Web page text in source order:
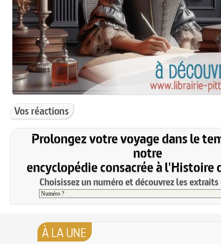
Vos réactions
Prolongez votre voyage dans le
notre
encyclopédie consacrée à l'Histoire
Choisissez un numéro et découvrez les
À LA UNE